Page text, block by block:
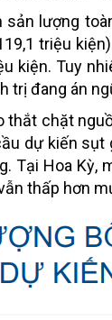
lượng
triệu
kiện. Tuy
trị đang án
thắt chặt
dự kiến sụt
Tại Hoa Kỳ,
thấp hơn